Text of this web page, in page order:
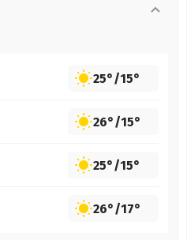
25°/15°
26°/15°
25°/15°
26°/17°